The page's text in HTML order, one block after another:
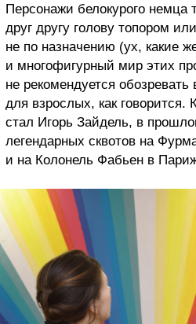
Персонажи белокурого немца
друг другу голову топором
не по назначению (ух, какие
и многофигурный мир этих
не рекомендуется
для взрослых, как говорится.
стал Игорь Зайдель, в
легендарных сквотов на
и на Колонель Фабьен в